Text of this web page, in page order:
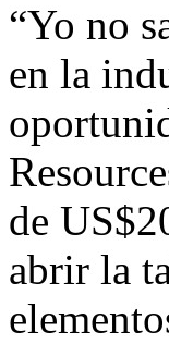
“Yo no
en la
de
abrir la